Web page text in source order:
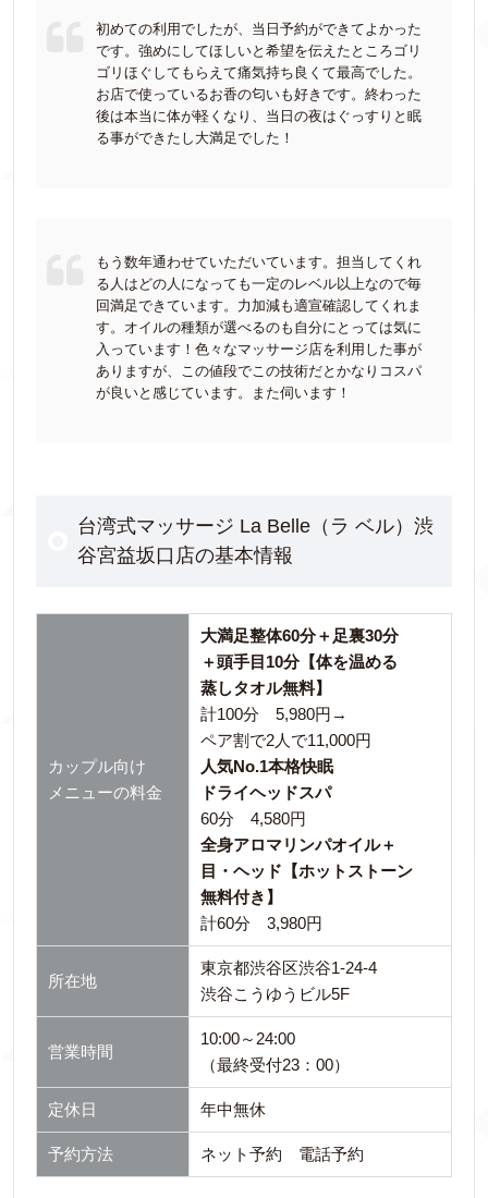
初めての利用でしたが、当日予約ができてよかった
です。強めにしてほしいと希望を伝えたところゴリ
ゴリほぐしてもらえて痛気持ち良くて最高でした。
お店で使っているお香の匂いも好きです。終わった
後は本当に体が軽くなり、当日の夜はぐっすりと眠
る事ができたし大満足でした！
もう数年通わせていただいています。担当してくれ
る人はどの人になっても一定のレベル以上なので毎
回満足できています。力加減も適宣確認してくれま
す。オイルの種類が選べるのも自分にとっては気に
入っています！色々なマッサージ店を利用した事が
ありますが、この値段でこの技術だとかなりコスパ
が良いと感じています。また伺います！
台湾式マッサージ La Belle（ラ ベル）渋
谷宮益坂口店の基本情報
カップル向け
メニューの料金
大満足整体60分＋足裏30分
＋頭手目10分【体を温める
蒸しタオル無料】
計100分 5,980円→
ペア割で2人で11,000円
人気No.1本格快眠
ドライヘッドスパ
60分 4,580円
全身アロマリンパオイル＋
目・ヘッド【ホットストーン
無料付き】
計60分 3,980円
所在地
東京都渋谷区渋谷1-24-4
渋谷こうゆうビル5F
営業時間
10:00～24:00
（最終受付23：00）
定休日 年中無休
予約方法 ネット予約 電話予約